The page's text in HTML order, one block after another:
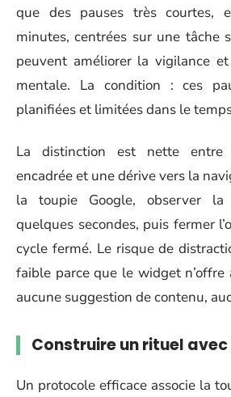
que des pauses très courtes,
minutes, centrées sur une tâche
peuvent améliorer la vigilance
mentale. La condition : ces
planifiées et limitées dans le
La distinction est nette entre
encadrée et une dérive vers la
la toupie Google, observer la
quelques secondes, puis fermer
cycle fermé. Le risque de
faible parce que le widget n’offre
aucune suggestion de contenu,
Construire un rituel
Un protocole efficace associe la